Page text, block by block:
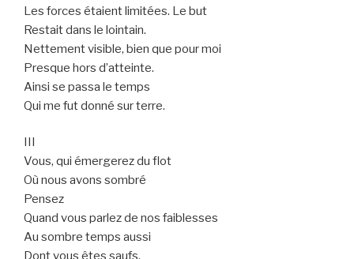
Les forces étaient limitées. Le but
Restait dans le lointain.
Nettement visible, bien que pour moi
Presque hors d’atteinte.
Ainsi se passa le temps
Qui me fut donné sur terre.
III
Vous, qui émergerez du flot
Où nous avons sombré
Pensez
Quand vous parlez de nos faiblesses
Au sombre temps aussi
Dont vous êtes saufs.